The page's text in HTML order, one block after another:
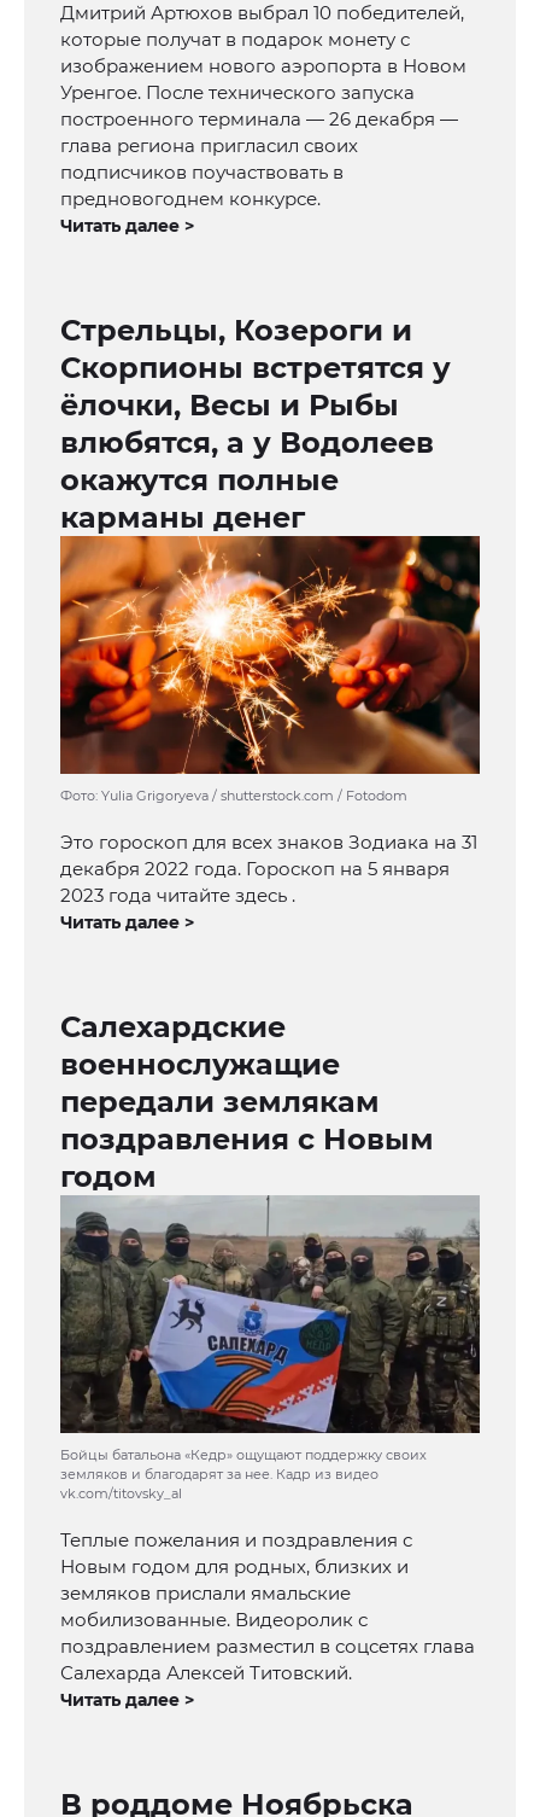
Дмитрий Артюхов выбрал 10 победителей,
которые получат в подарок монету с
изображением нового аэропорта в Новом
Уренгое. После технического запуска
построенного терминала — 26 декабря —
глава региона пригласил своих
подписчиков поучаствовать в
предновогоднем конкурсе.
Читать далее >
Стрельцы, Козероги и
Скорпионы встретятся у
ёлочки, Весы и Рыбы
влюбятся, а у Водолеев
окажутся полные
карманы денег
Фото: Yulia Grigoryeva / shutterstock.com / Fotodom
Это гороскоп для всех знаков Зодиака на 31
декабря 2022 года. Гороскоп на 5 января
2023 года читайте здесь .
Читать далее >
Салехардские
военнослужащие
передали землякам
поздравления с Новым
годом
Бойцы батальона «Кедр» ощущают поддержку своих
земляков и благодарят за нее. Кадр из видео
vk.com/titovsky_al
Теплые пожелания и поздравления с
Новым годом для родных, близких и
земляков прислали ямальские
мобилизованные. Видеоролик с
поздравлением разместил в соцсетях глава
Салехарда Алексей Титовский.
Читать далее >
В роддоме Ноябрьска